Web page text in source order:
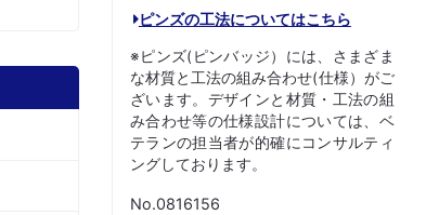
ピンズの工法についてはこちら
※ピンズ(ピンバッジ）には、さまざま
な材質と工法の組み合わせ(仕様）がご
ざいます。デザインと材質・工法の組
み合わせ等の仕様設計については、ベ
テランの担当者が的確にコンサルティ
ングしております。
No.0816156